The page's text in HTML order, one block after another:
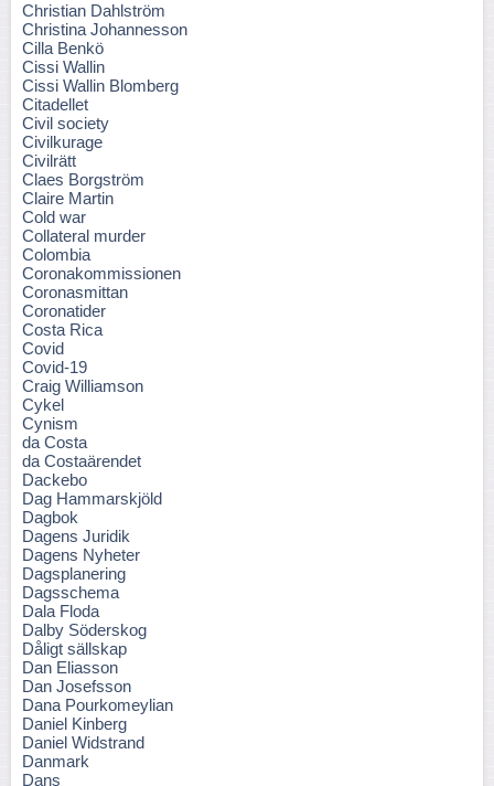
Christian Dahlström
Christina Johannesson
Cilla Benkö
Cissi Wallin
Cissi Wallin Blomberg
Citadellet
Civil society
Civilkurage
Civilrätt
Claes Borgström
Claire Martin
Cold war
Collateral murder
Colombia
Coronakommissionen
Coronasmittan
Coronatider
Costa Rica
Covid
Covid-19
Craig Williamson
Cykel
Cynism
da Costa
da Costaärendet
Dackebo
Dag Hammarskjöld
Dagbok
Dagens Juridik
Dagens Nyheter
Dagsplanering
Dagsschema
Dala Floda
Dalby Söderskog
Dåligt sällskap
Dan Eliasson
Dan Josefsson
Dana Pourkomeylian
Daniel Kinberg
Daniel Widstrand
Danmark
Dans